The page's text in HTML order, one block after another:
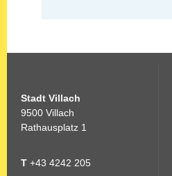
Stadt Villach
9500 Villach
Rathausplatz 1
T +43 4242 205